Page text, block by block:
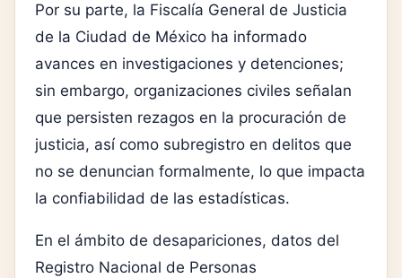
Por su parte, la Fiscalía General de Justicia
de la Ciudad de México ha informado
avances en investigaciones y detenciones;
sin embargo, organizaciones civiles señalan
que persisten rezagos en la procuración de
justicia, así como subregistro en delitos que
no se denuncian formalmente, lo que impacta
la confiabilidad de las estadísticas.
En el ámbito de desapariciones, datos del
Registro Nacional de Personas